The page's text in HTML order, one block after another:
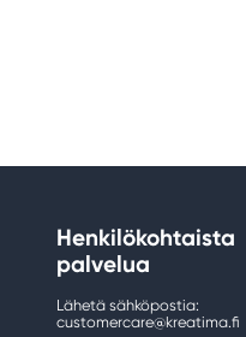
Henkilökohtaista
palvelua
Lähetä sähköpostia:
customercare@kreatima.fi